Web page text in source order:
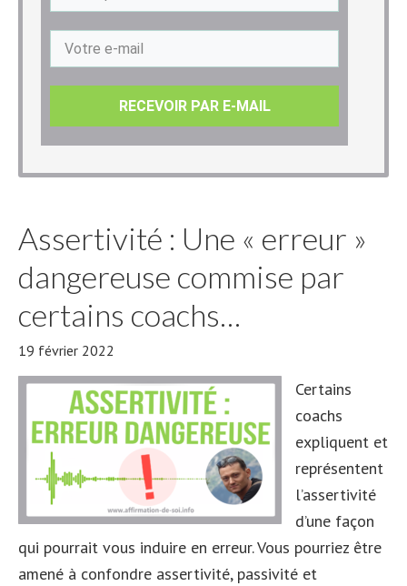
​RECEVOIR PAR E-MAIL
Assertivité : Une « erreur »
dangereuse commise par
certains coachs…
19 février 2022
Certains
coachs
expliquent et
représentent
l’assertivité
d’une façon
qui pourrait vous induire en erreur. Vous pourriez être
amené à confondre assertivité, passivité et